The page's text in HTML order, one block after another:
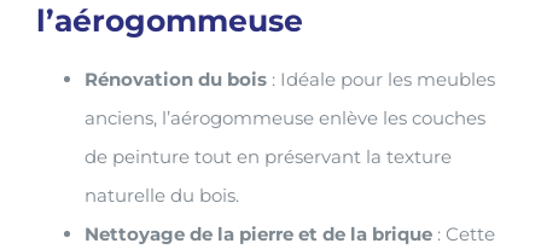
l’aérogommeuse
Rénovation du bois : Idéale pour les meubles
anciens, l’aérogommeuse enlève les couches
de peinture tout en préservant la texture
naturelle du bois.
Nettoyage de la pierre et de la brique : Cette